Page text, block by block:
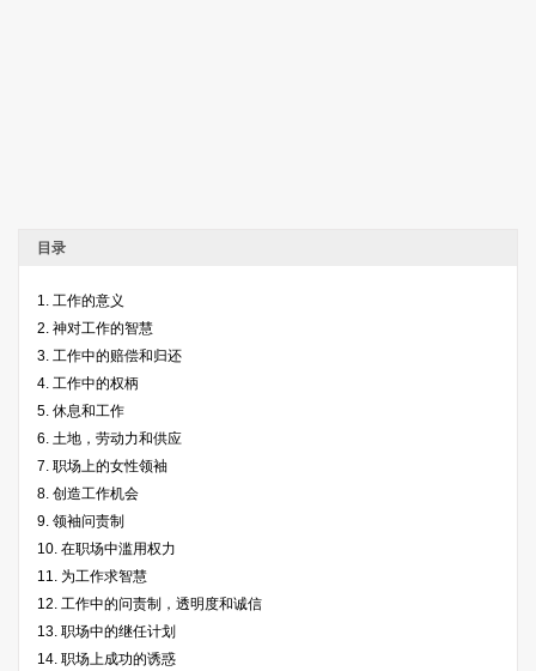
目录
1. 工作的意义
2. 神对工作的智慧
3. 工作中的赔偿和归还
4. 工作中的权柄
5. 休息和工作
6. 土地，劳动力和供应
7. 职场上的女性领袖
8. 创造工作机会
9. 领袖问责制
10. 在职场中滥用权力
11. 为工作求智慧
12. 工作中的问责制，透明度和诚信
13. 职场中的继任计划
14. 职场上成功的诱惑